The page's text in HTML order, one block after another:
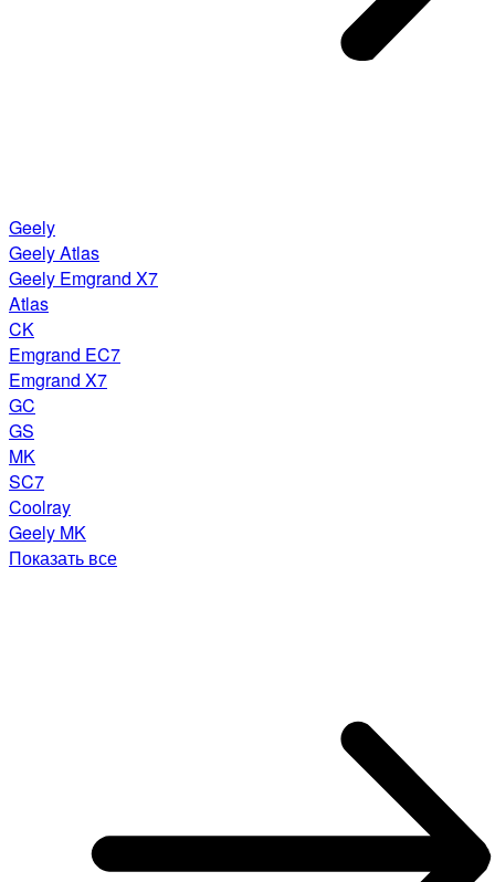
Geely
Geely Atlas
Geely Emgrand X7
Atlas
CK
Emgrand EC7
Emgrand X7
GC
GS
MK
SC7
Coolray
Geely MK
Показать все